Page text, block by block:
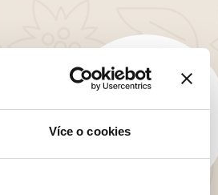
Více o cookies